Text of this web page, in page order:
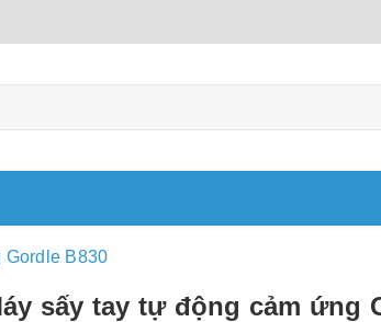
Gordle B830
sấy tay tự động cảm ứng